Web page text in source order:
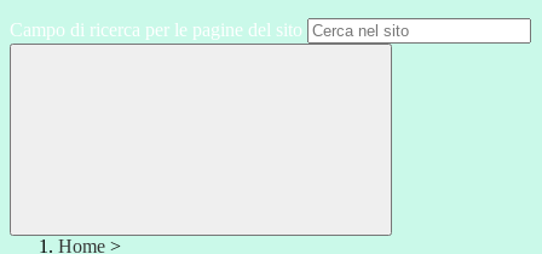
Campo di ricerca per le pagine del sito
Home >